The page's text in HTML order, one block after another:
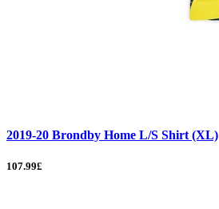
2019-20 Brondby Home L/S Shirt (XL)
107.99£